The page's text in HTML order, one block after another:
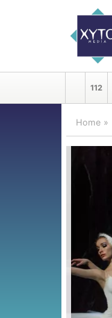
112
Home